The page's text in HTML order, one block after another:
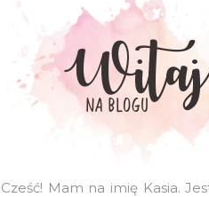
Cześć! Mam na imię Kasia.